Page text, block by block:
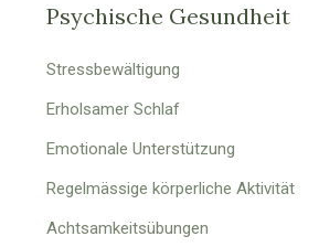
Psychische Gesundheit
Stressbewältigung
Erholsamer Schlaf
Emotionale Unterstützung
Regelmässige körperliche Aktivität
Achtsamkeitsübungen